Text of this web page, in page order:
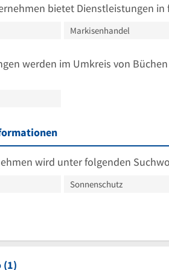
bietet Dienstleistungen
Markisenhandel
werden im Umkreis von
wird unter folgenden
Sonnenschutz
(1)